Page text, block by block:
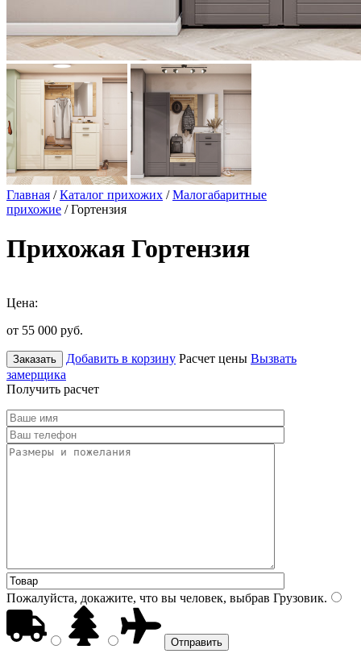
Главная /Каталог прихожих /Малогабаритные
прихожие / Гортензия
Прихожая Гортензия
Цена:
от 55 000 руб.
Заказать Добавить в корзину Расчет цены Вызвать
замерщика
Получить расчет
Пожалуйста, докажите, что вы человек, выбрав Грузовик.